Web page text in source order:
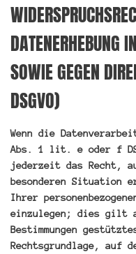
DATENERHEBUNG
SOWIE GEGEN
DSGVO)
Wenn die
Abs. 1 lit. e oder f
jederzeit das Recht,
besonderen Situation
Ihrer
einzulegen; dies gilt
Bestimmungen
Rechtsgrundlage, auf